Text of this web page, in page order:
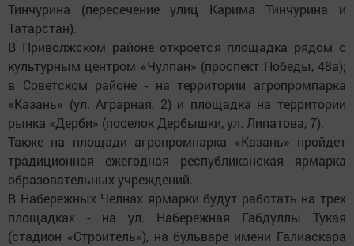
Тинчурина (пересечение улиц Карима Тинчурина и
Татарстан).
В Приволжском районе откроется площадка рядом с
культурным центром «Чулпан» (проспект Победы, 48а);
в Советском районе - на территории агропромпарка
«Казань» (ул. Аграрная, 2) и площадка на территории
рынка «Дерби» (поселок Дербышки, ул. Липатова, 7).
Также на площади агропромпарка «Казань» пройдет
традиционная ежегодная республиканская ярмарка
образовательных учреждений.
В Набережных Челнах ярмарки будут работать на трех
площадках - на ул. Набережная Габдуллы Тукая
(стадион «Строитель»), на бульваре имени Галиаскара